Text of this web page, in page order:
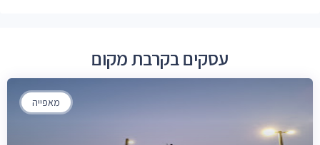
עסקים בקרבת מקום
מאפייה